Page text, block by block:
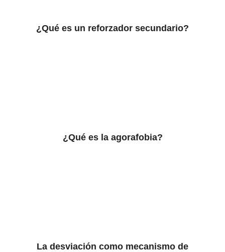
¿Qué es un reforzador secundario?
¿Qué es la agorafobia?
La desviación como mecanismo de